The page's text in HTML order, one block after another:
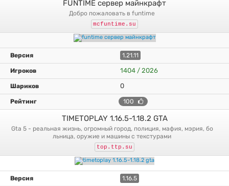
FUNTIME сервер майнкрафт
добро пожаловать в funtime
mcfuntime.su
1.21.11
1404 / 2026
0
100
TIMETOPLAY 1.16.5-1.18.2 GTA
gta 5 - реальная жизнь, огромный город, полиция, мафия, мэрия, бо
льница, оружие и машины с текстурами
top.ttp.su
1.16.5